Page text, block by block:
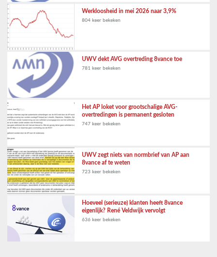
Werkloosheid in mei 2026 naar 3,9%
804 keer bekeken
UWV dekt AVG overtreding 8vance toe
781 keer bekeken
Het AP loket voor grootschalige AVG-
overtredingen is permanent gesloten
747 keer bekeken
UWV zegt niets van normbrief van AP aan
8vance af te weten
723 keer bekeken
Hoeveel (serieuze) klanten heeft 8vance
eigenlijk? René Veldwijk vervolgt
636 keer bekeken